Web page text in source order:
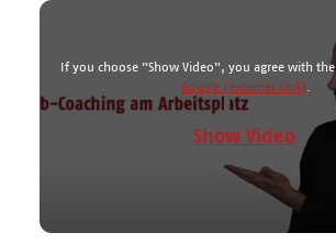
If you choose "Show Video", you agree with the
Google
.
Show Video